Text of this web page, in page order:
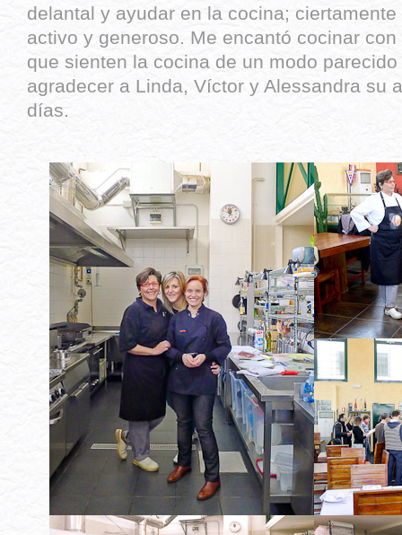
delantal y ayudar en la cocina;
activo y generoso. Me encantó cocinar
que sienten la cocina de un modo
agradecer a Linda, Víctor y Alessandra su
días.